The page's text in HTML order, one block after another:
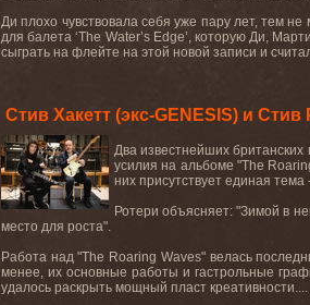
Ди плохо чувствовала себя уже пару лет, тем
для балета ‘The Water’s Edge’, которую Ди,
сыграть на флейте на этой новой записи и
Стив Хакетт (экс-GENESIS) и
Два известнейших британских
усилия на альбоме "The
них присутствует единая
Ротери объясняет: "Зимой в
место для роста".
Работа над "The Roaring Waves" велась
менее, их основные работы и гастрольные
удалось раскрыть мощный пласт креативности....